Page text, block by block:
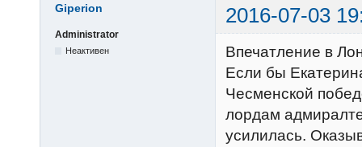
Giperion 2016-07-03
Administrator
Неактивен
Впечатление в
Если бы
Чесменской
лордам
усилилась.